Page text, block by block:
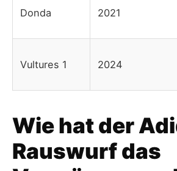
Donda 2021
Vultures 1 2024
Wie hat der
Rauswurf das